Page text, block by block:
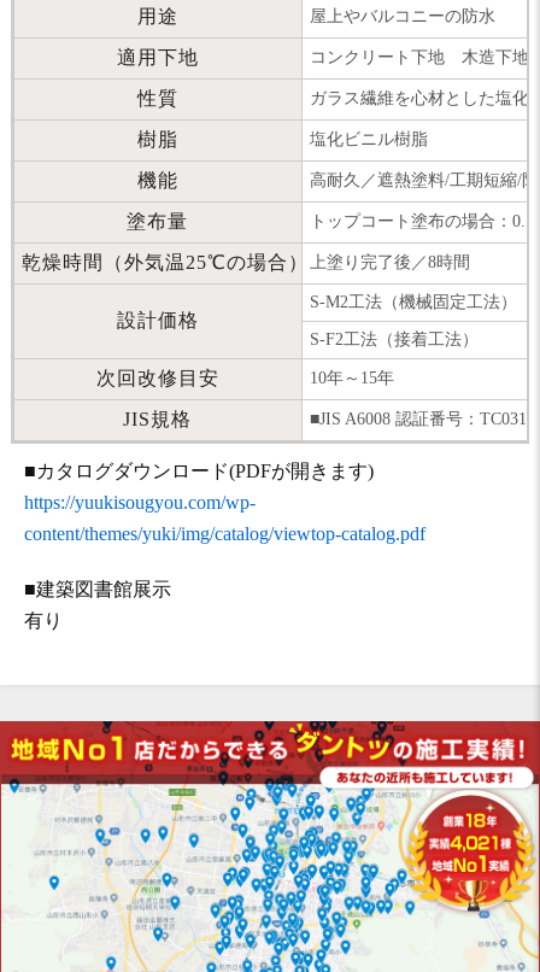
用途 屋上やバルコニーの防水
適用下地 コンクリート下地 木造下
性質 ガラス繊維を心材とした塩化
樹脂 塩化ビニル樹脂
機能 高耐久／遮熱塗料/工期短縮/
塗布量 トップコート塗布の場合：
乾燥時間（外気温25℃の場合） 上塗り完了後／8時間
設計価格
S-M2工法（機械固定工法）
S-F2工法（接着工法）
次回改修目安 10年～15年
JIS規格 ■JIS A6008 認証番号：
■カタログダウンロード(PDFが開きます)
https://yuukisougyou.com/wp-
content/themes/yuki/img/catalog/viewtop-catalog.pdf
■建築図書館展示
有り